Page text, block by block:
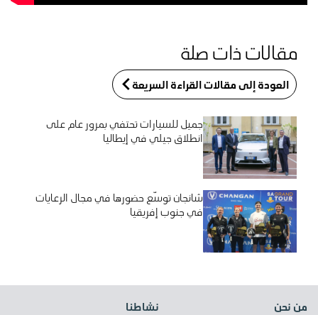
مقالات ذات صلة
العودة إلى مقالات القراءة السريعة
جميل للسيارات تحتفي بمرور عام على
انطلاق جيلي في إيطاليا
شانجان توسّع حضورها في مجال الرعايات
في جنوب إفريقيا
من نحن
نشاطنا